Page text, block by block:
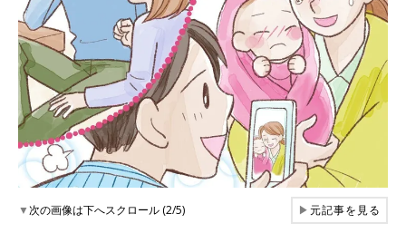
▼次の画像は下へスクロール (2/5) ▶元記事を見る